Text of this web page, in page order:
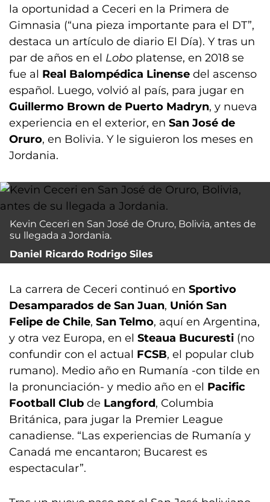
la oportunidad a Ceceri en la Primera de
Gimnasia (“una pieza importante para el DT”,
destaca un artículo de diario El Día). Y tras un
par de años en el Lobo platense, en 2018 se
fue al Real Balompédica Linense del ascenso
español. Luego, volvió al país, para jugar en
Guillermo Brown de Puerto Madryn, y nueva
experiencia en el exterior, en San José de
Oruro, en Bolivia. Y le siguieron los meses en
Jordania.
Kevin Ceceri en San José de Oruro, Bolivia, antes de
su llegada a Jordania.
Daniel Ricardo Rodrigo Siles
La carrera de Ceceri continuó en Sportivo
Desamparados de San Juan, Unión San
Felipe de Chile, San Telmo, aquí en Argentina,
y otra vez Europa, en el Steaua Bucuresti (no
confundir con el actual FCSB, el popular club
rumano). Medio año en Rumanía -con tilde en
la pronunciación- y medio año en el Pacific
Football Club de Langford, Columbia
Británica, para jugar la Premier League
canadiense. “Las experiencias de Rumanía y
Canadá me encantaron; Bucarest es
espectacular”.